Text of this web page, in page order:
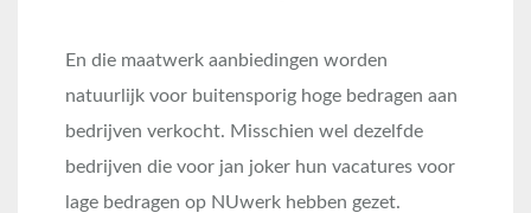
En die maatwerk aanbiedingen worden
natuurlijk voor buitensporig hoge bedragen aan
bedrijven verkocht. Misschien wel dezelfde
bedrijven die voor jan joker hun vacatures voor
lage bedragen op NUwerk hebben gezet.